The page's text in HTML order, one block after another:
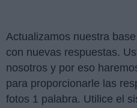
Actualizamos nuestra
con nuevas respuestas.
nosotros y por eso
para proporcionarle las
fotos 1 palabra. Utilice el